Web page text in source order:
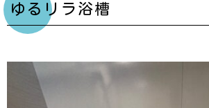
ゆるリラ浴槽